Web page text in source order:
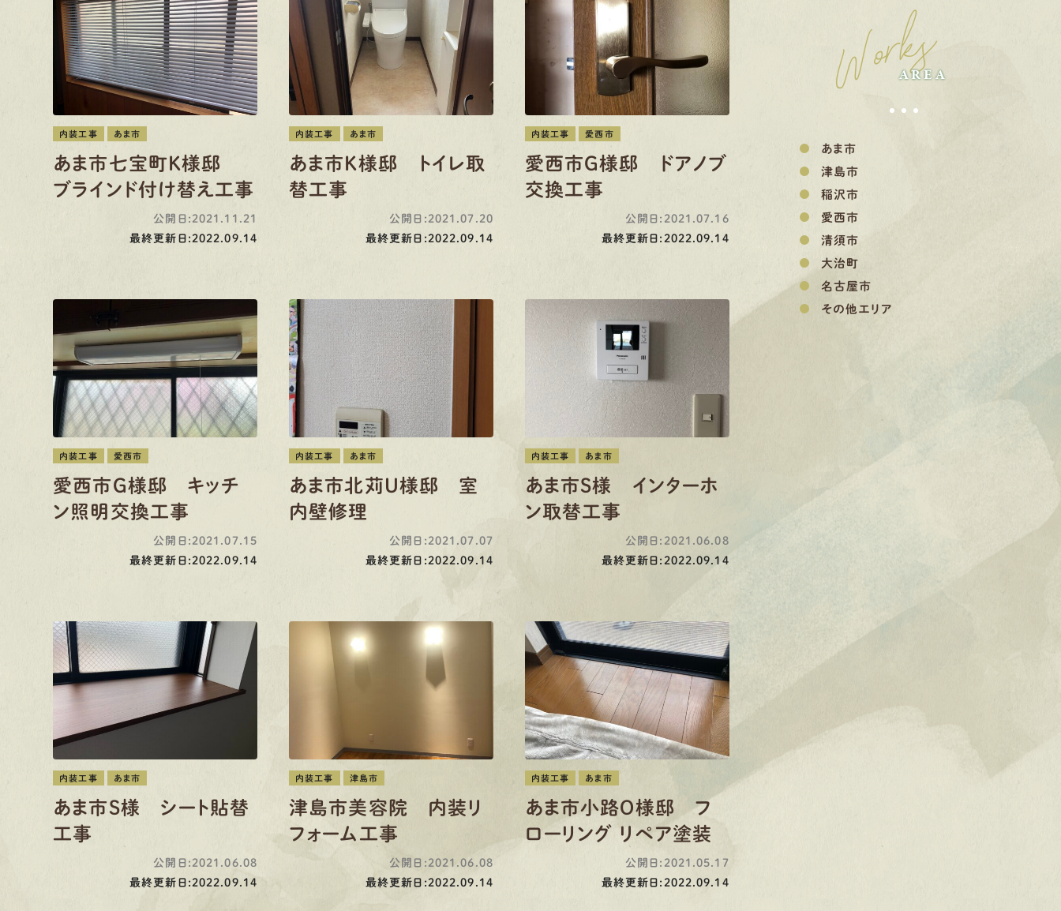
内装工事 あま市
あま市七宝町K様邸
ブラインド付け替え工事
公開日:2021.11.21
最終更新日:2022.09.14
内装工事 あま市
あま市K様邸 トイレ取
替工事
公開日:2021.07.20
最終更新日:2022.09.14
内装工事 愛西市
愛西市G様邸 ドアノブ
交換工事
公開日:2021.07.16
最終更新日:2022.09.14
内装工事 愛西市
愛西市G様邸 キッチ
ン照明交換工事
公開日:2021.07.15
最終更新日:2022.09.14
内装工事 あま市
あま市北苅U様邸 室
内壁修理
公開日:2021.07.07
最終更新日:2022.09.14
内装工事 あま市
あま市S様 インターホ
ン取替工事
公開日:2021.06.08
最終更新日:2022.09.14
内装工事 あま市
あま市S様 シート貼替
工事
公開日:2021.06.08
最終更新日:2022.09.14
内装工事 津島市
津島市美容院 内装リ
フォーム工事
公開日:2021.06.08
最終更新日:2022.09.14
内装工事 あま市
あま市小路O様邸 フ
ローリング リペア塗装
公開日:2021.05.17
最終更新日:2022.09.14
Works
AREA
あま市
津島市
稲沢市
愛西市
清須市
大治町
名古屋市
その他エリア